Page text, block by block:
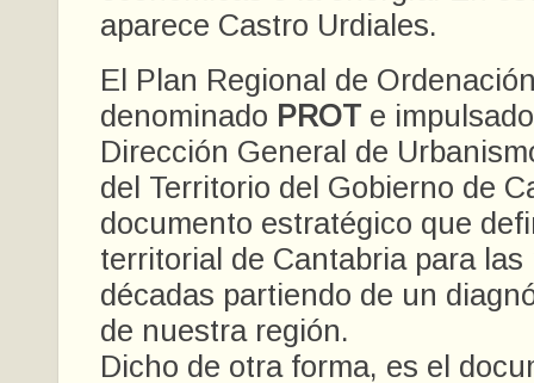
aparece Castro Urdiales.
El Plan Regional de
denominado PROT e
Dirección General de
del Territorio del Gobierno de
documento estratégico que
territorial de Cantabria para las
décadas partiendo de un
de nuestra región.
Dicho de otra forma, es el